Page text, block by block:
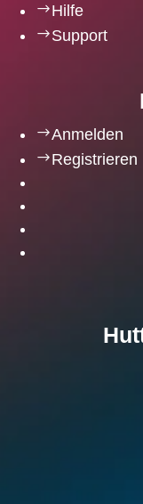
$Hilfe
$Support
$Anmelden
$Registrieren